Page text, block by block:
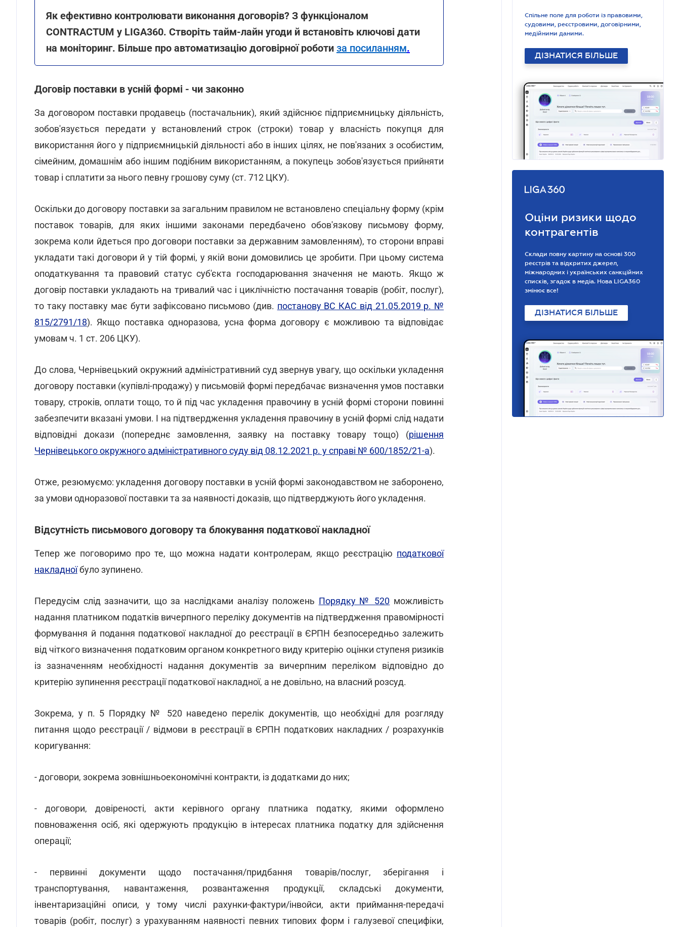
Як ефективно контролювати виконання договорів? З функціоналом
CONTRACTUM у LIGA360. Створіть тайм-лайн угоди й встановіть ключові дати
на моніторинг. Більше про автоматизацію договірної роботи за посиланням.
Договір поставки в усній формі - чи законно
За договором поставки продавець (постачальник), який здійснює підприємницьку діяльність,
зобов'язується передати у встановлений строк (строки) товар у власність покупця для
використання його у підприємницькій діяльності або в інших цілях, не пов'язаних з особистим,
сімейним, домашнім або іншим подібним використанням, а покупець зобов'язується прийняти
товар і сплатити за нього певну грошову суму (ст. 712 ЦКУ).
Оскільки до договору поставки за загальним правилом не встановлено спеціальну форму (крім
поставок товарів, для яких іншими законами передбачено обов'язкову письмову форму,
зокрема коли йдеться про договори поставки за державним замовленням), то сторони вправі
укладати такі договори й у тій формі, у якій вони домовились це зробити. При цьому система
оподаткування та правовий статус суб'єкта господарювання значення не мають. Якщо ж
договір поставки укладають на тривалий час і циклічністю постачання товарів (робіт, послуг),
то таку поставку має бути зафіксовано письмово (див. постанову ВС КАС від 21.05.2019 р. №
815/2791/18). Якщо поставка одноразова, усна форма договору є можливою та відповідає
умовам ч. 1 ст. 206 ЦКУ).
До слова, Чернівецький окружний адміністративний суд звернув увагу, що оскільки укладення
договору поставки (купівлі-продажу) у письмовій формі передбачає визначення умов поставки
товару, строків, оплати тощо, то й під час укладення правочину в усній формі сторони повинні
забезпечити вказані умови. І на підтвердження укладення правочину в усній формі слід надати
відповідні докази (попереднє замовлення, заявку на поставку товару тощо) (рішення
Чернівецького окружного адміністративного суду від 08.12.2021 р. у справі № 600/1852/21-а).
Отже, резюмуємо: укладення договору поставки в усній формі законодавством не заборонено,
за умови одноразової поставки та за наявності доказів, що підтверджують його укладення.
Відсутність письмового договору та блокування податкової накладної
Тепер же поговоримо про те, що можна надати контролерам, якщо реєстрацію податкової
накладноїбуло зупинено.
Передусім слід зазначити, що за наслідками аналізу положень Порядку № 520 можливість
надання платником податків вичерпного переліку документів на підтвердження правомірності
формування й подання податкової накладної до реєстрації в ЄРПН безпосередньо залежить
від чіткого визначення податковим органом конкретного виду критерію оцінки ступеня ризиків
із зазначенням необхідності надання документів за вичерпним переліком відповідно до
критерію зупинення реєстрації податкової накладної, а не довільно, на власний розсуд.
Зокрема, у п. 5 Порядку № 520 наведено перелік документів, що необхідні для розгляду
питання щодо реєстрації / відмови в реєстрації в ЄРПН податкових накладних / розрахунків
коригування:
- договори, зокрема зовнішньоекономічні контракти, із додатками до них;
- договори, довіреності, акти керівного органу платника податку, якими оформлено
повноваження осіб, які одержують продукцію в інтересах платника податку для здійснення
операції;
- первинні документи щодо постачання/придбання товарів/послуг, зберігання і
транспортування, навантаження, розвантаження продукції, складські документи,
інвентаризаційні описи, у тому числі рахунки-фактури/інвойси, акти приймання-передачі
товарів (робіт, послуг) з урахуванням наявності певних типових форм і галузевої специфіки,
Спільне поле для роботи із правовими,
судовими, реєстровими, договірними,
медійними даними.
ДІЗНАТИСЯ БІЛЬШЕ
Оціни ризики щодо
контрагентів
Склади повну картину на основі 300
реєстрів та відкритих джерел,
міжнародних і українських санкційних
списків, згадок в медіа. Нова LIGA360
змінює все!
ДІЗНАТИСЯ БІЛЬШЕ